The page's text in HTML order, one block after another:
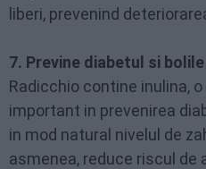
liberi, prevenind
7. Previne diabetul si
Radicchio contine inulina,
important in prevenirea
in mod natural nivelul de
asmenea, reduce riscul de